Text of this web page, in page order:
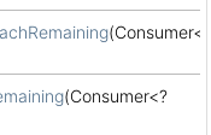
(Consumer<?
(Consumer<?